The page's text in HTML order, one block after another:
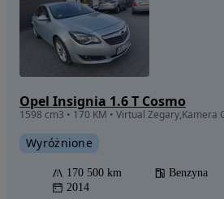
Opel Insignia 1.6 T Cosmo
Wyróżnione
170 500 km Benzyna
2014